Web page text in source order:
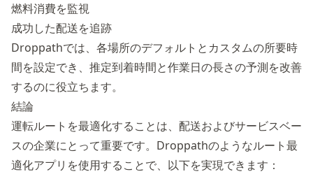
燃料消費を監視
成功した配送を追跡
Droppathでは、各場所のデフォルトとカスタムの所要時
間を設定でき、推定到着時間と作業日の長さの予測を改善
するのに役立ちます。
結論
運転ルートを最適化することは、配送およびサービスベー
スの企業にとって重要です。Droppathのようなルート最
適化アプリを使用することで、以下を実現できます：